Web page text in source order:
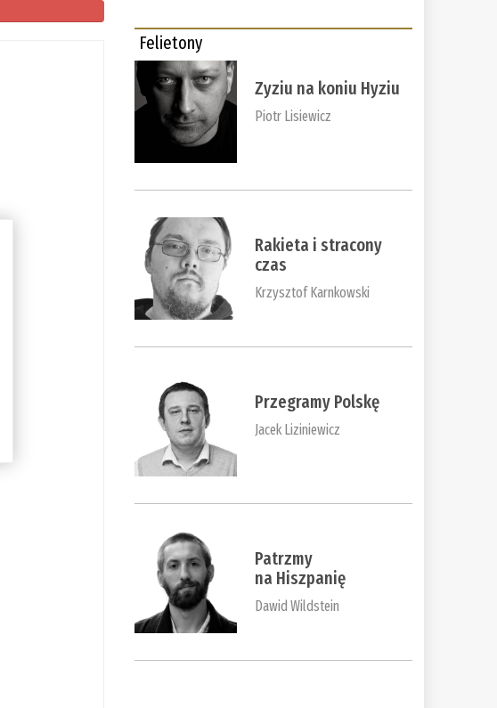
Felietony
Zyziu na koniu Hyziu
Piotr Lisiewicz
Rakieta i stracony
czas
Krzysztof Karnkowski
Przegramy Polskę
Jacek Liziniewicz
Patrzmy
na Hiszpanię
Dawid Wildstein